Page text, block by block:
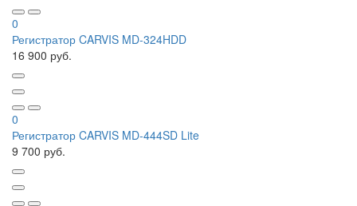
0
Регистратор CARVIS MD-324HDD
16 900 руб.
0
Регистратор CARVIS MD-444SD Lite
9 700 руб.